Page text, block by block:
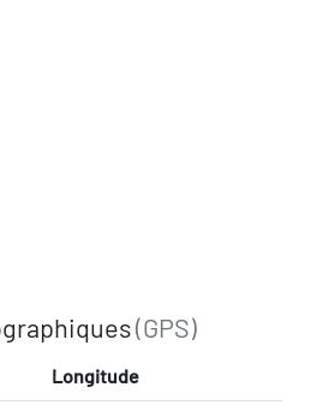
(GPS)
Longitude